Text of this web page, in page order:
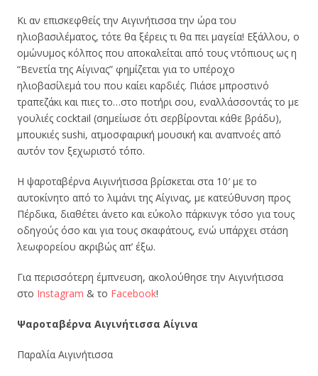
Κι αν επισκεφθείς την Αιγινήτισσα την ώρα του
ηλιοβασιλέματος, τότε θα ξέρεις τι θα πει μαγεία! Εξάλλου, ο
ομώνυμος κόλπος που αποκαλείται από τους ντόπιους ως η
“Βενετία της Αίγινας” φημίζεται για το υπέροχο
ηλιοβασίλεμά του που καίει καρδιές. Πιάσε μπροστινό
τραπεζάκι και πιες το…στο ποτήρι σου, εναλλάσσοντάς το με
γουλιές cocktail (σημείωσε ότι σερβίρονται κάθε βράδυ),
μπουκιές sushi, ατμοσφαιρική μουσική και αναπνοές από
αυτόν τον ξεχωριστό τόπο.
Η ψαροταβέρνα Αιγινήτισσα βρίσκεται στα 10′ με το
αυτοκίνητο από το λιμάνι της Αίγινας, με κατεύθυνση προς
Πέρδικα, διαθέτει άνετο και εύκολο πάρκινγκ τόσο για τους
οδηγούς όσο και για τους σκαφάτους, ενώ υπάρχει στάση
λεωφορείου ακριβώς απ’ έξω.
Για περισσότερη έμπνευση, ακολούθησε την Αιγινήτισσα
στο Instagram & το Facebook!
Ψαροταβέρνα Αιγινήτισσα Αίγινα
Παραλία Αιγινήτισσα